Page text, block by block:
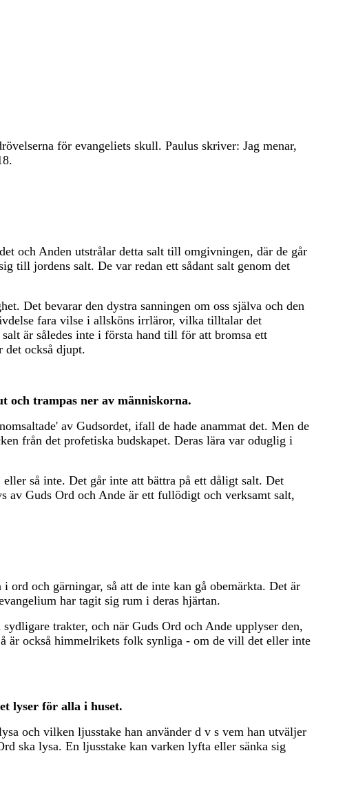
för evangeliets skull. Paulus skriver: Jag menar,
och Anden utstrålar detta salt till omgivningen, där de går
till jordens salt. De var redan ett sådant salt genom det
Det bevarar den dystra sanningen om oss själva och den
fara vilse i allsköns irrläror, vilka tilltalar det
är således inte i första hand till för att bromsa ett
det också djupt.
och trampas ner av människorna.
av Gudsordet, ifall de hade anammat det. Men de
från det profetiska budskapet. Deras lära var oduglig i
så inte. Det går inte att bättra på ett dåligt salt. Det
av Guds Ord och Ande är ett fullödigt och verksamt salt,
ord och gärningar, så att de inte kan gå obemärkta. Det är
har tagit sig rum i deras hjärtan.
trakter, och när Guds Ord och Ande upplyser den,
är också himmelrikets folk synliga - om de vill det eller inte
lyser för alla i huset.
och vilken ljusstake han använder d v s vem han utväljer
ska lysa. En ljusstake kan varken lyfta eller sänka sig